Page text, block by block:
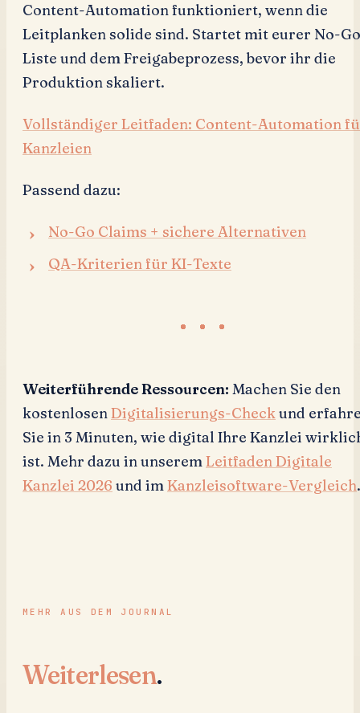
Content-Automation funktioniert, wenn die
Leitplanken solide sind. Startet mit eurer No-
Liste und dem Freigabeprozess, bevor ihr die
Produktion skaliert.
Vollständiger Leitfaden: Content-Automation
Kanzleien
Passend dazu:
No-Go Claims + sichere Alternativen
QA-Kriterien für KI-Texte
Weiterführende Ressourcen: Machen Sie den
kostenlosenDigitalisierungs-Checkund
Sie in 3 Minuten, wie digital Ihre Kanzlei
ist. Mehr dazu in unseremLeitfaden Digitale
Kanzlei 2026 und imKanzleisoftware-Vergleich.
MEHR AUS DEM JOURNAL
Weiterlesen.